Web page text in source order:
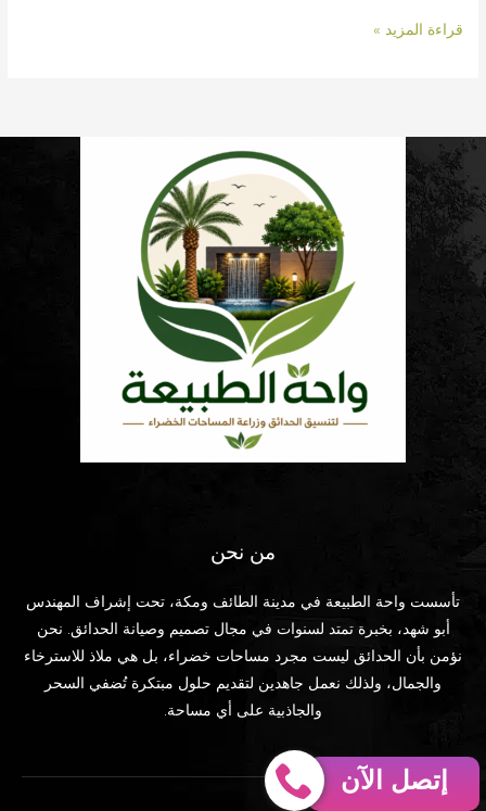
قراءة المزيد »
من نحن
تأسست واحة الطبيعة في مدينة الطائف ومكة، تحت إشراف المهندس
أبو شهد، بخبرة تمتد لسنوات في مجال تصميم وصيانة الحدائق. نحن
نؤمن بأن الحدائق ليست مجرد مساحات خضراء، بل هي ملاذ للاسترخاء
والجمال، ولذلك نعمل جاهدين لتقديم حلول مبتكرة تُضفي السحر
والجاذبية على أي مساحة.
إتصل الآن